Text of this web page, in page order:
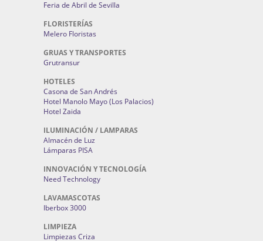
Feria de Abril de Sevilla
FLORISTERÍAS
Melero Floristas
GRUAS Y TRANSPORTES
Grutransur
HOTELES
Casona de San Andrés
Hotel Manolo Mayo (Los Palacios)
Hotel Zaida
ILUMINACIÓN / LAMPARAS
Almacén de Luz
Lámparas PISA
INNOVACIÓN Y TECNOLOGÍA
Need Technology
LAVAMASCOTAS
Iberbox 3000
LIMPIEZA
Limpiezas Criza